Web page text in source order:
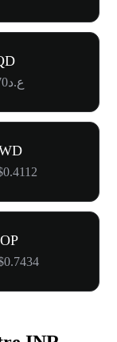
conversie de la 1 TRUTH la ع.د16.70